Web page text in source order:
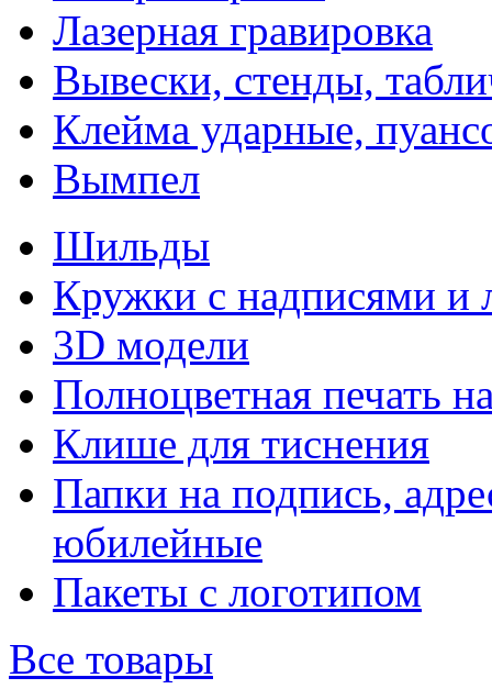
Лазерная гравировка
Вывески, стенды,
Клейма ударные,
Вымпел
Шильды
Кружки с надписями и
3D модели
Полноцветная печать
Клише для тиснения
Папки на подпись,
юбилейные
Пакеты с логотипом
Все товары